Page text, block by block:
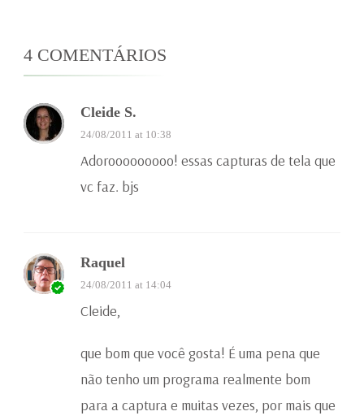
4 COMENTÁRIOS
Cleide S.
24/08/2011 at 10:38
Adorooooooooo! essas capturas de tela que
vc faz. bjs
Raquel
24/08/2011 at 14:04
Cleide,
que bom que você gosta! É uma pena que
não tenho um programa realmente bom
para a captura e muitas vezes, por mais que